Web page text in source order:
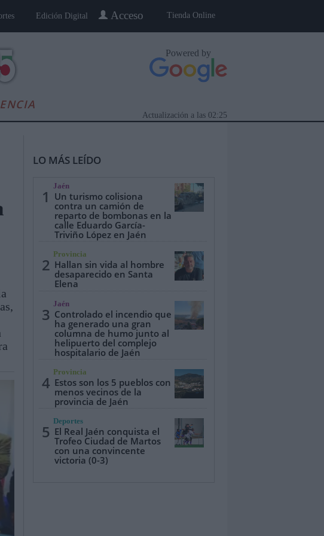
Tienda Online
Acceso
Edición Digital
Powered by
02:25
Actualización a las
Jaén, Pueblo a Pueblo Gente
LO MÁS LEÍDO
1
Jaén
Un turismo colisiona
contra un camión de
reparto de bombonas en la
calle Eduardo García-
Triviño López en Jaén
2
Provincia
Hallan sin vida al hombre
desaparecido en Santa
Elena
3
Jaén
Controlado el incendio que
ha generado una gran
columna de humo junto al
helipuerto del complejo
hospitalario de Jaén
4
Provincia
Estos son los 5 pueblos con
menos vecinos de la
provincia de Jaén
5
Deportes
El Real Jaén conquista el
Trofeo Ciudad de Martos
con una convincente
victoria (0-3)